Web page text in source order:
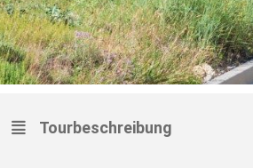
Tourbeschreibung